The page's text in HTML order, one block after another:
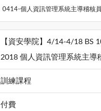
0414-個人資訊管理系統主導稽核員
【資安學院】4/14-4/18 BS
2018 個人資訊管理系統主導
訓練課程
付費